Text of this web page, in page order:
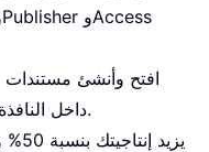
افتح وأنشئ
داخل النافذة نفسها، بدلاً من فتح نوافذ جديدة.